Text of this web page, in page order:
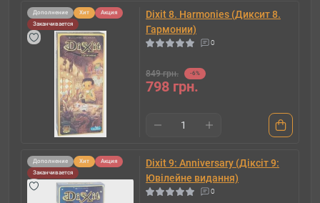
Дополнение Хит
Акция
Заканчивается
Dixit 8. Harmonies (Диксит 8.
Гармонии)
0
849 грн. -6%
798 грн.
Дополнение Хит
Акция
Заканчивается
Dixit 9: Anniversary (Діксіт 9:
Ювілейне видання)
0